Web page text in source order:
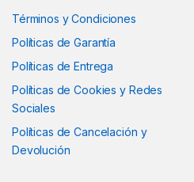
Términos y Condiciones
Políticas de Garantía
Políticas de Entrega
Políticas de Cookies y Redes
Sociales
Políticas de Cancelación y
Devolución